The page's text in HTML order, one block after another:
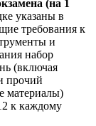
(на 1
указаны в
требования к
и
набор
(включая
прочий
материалы)
к каждому